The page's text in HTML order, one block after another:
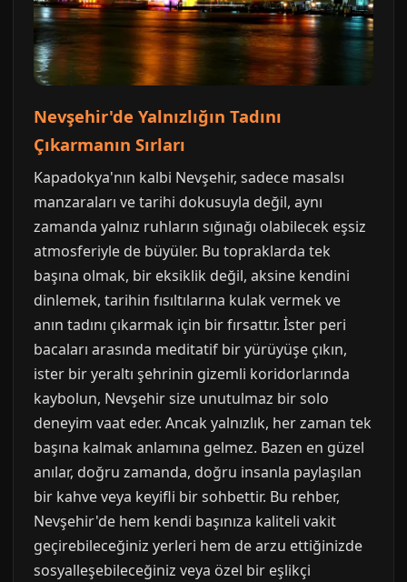
Nevşehir'de Yalnızlığın Tadını
Çıkarmanın Sırları
Kapadokya'nın kalbi Nevşehir, sadece masalsı
manzaraları ve tarihi dokusuyla değil, aynı
zamanda yalnız ruhların sığınağı olabilecek eşsiz
atmosferiyle de büyüler. Bu topraklarda tek
başına olmak, bir eksiklik değil, aksine kendini
dinlemek, tarihin fısıltılarına kulak vermek ve
anın tadını çıkarmak için bir fırsattır. İster peri
bacaları arasında meditatif bir yürüyüşe çıkın,
ister bir yeraltı şehrinin gizemli koridorlarında
kaybolun, Nevşehir size unutulmaz bir solo
deneyim vaat eder. Ancak yalnızlık, her zaman tek
başına kalmak anlamına gelmez. Bazen en güzel
anılar, doğru zamanda, doğru insanla paylaşılan
bir kahve veya keyifli bir sohbettir. Bu rehber,
Nevşehir'de hem kendi başınıza kaliteli vakit
geçirebileceğiniz yerleri hem de arzu ettiğinizde
sosyalleşebileceğiniz veya özel bir eşlikçi